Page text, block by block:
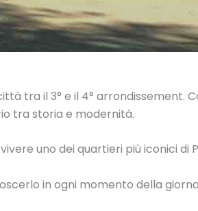
tra il 3° e il 4° arrondissement.
tra storia e modernità.
uno dei quartieri più iconici di
in ogni momento della